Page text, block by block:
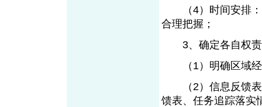
（4）时间安排：
合理把握；
3、确定各自权责
（1）明确区域经
（2）信息反馈表
馈表、任务追踪落实